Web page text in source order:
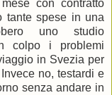
con contratto
tante spese in una
uno studio
colpo i problemi
in Svezia per
no, testardi e
senza andare in